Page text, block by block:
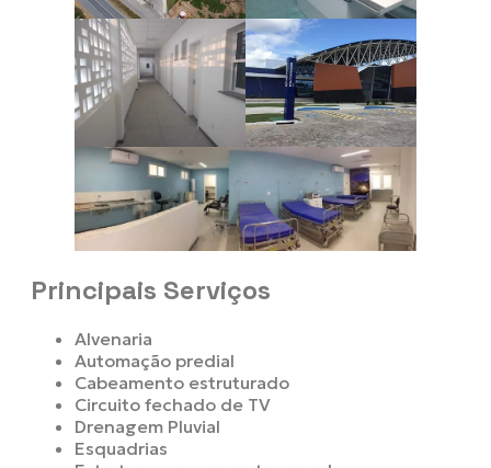
Principais Serviços
Alvenaria
Automação predial
Cabeamento estruturado
Circuito fechado de TV
Drenagem Pluvial
Esquadrias